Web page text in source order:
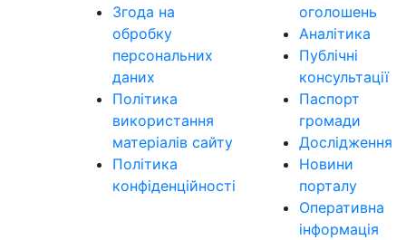
Згода на
обробку
персональних
даних
Політика
використання
матеріалів сайту
Політика
конфіденційності
оголошень
Аналітика
Публічні
консультації
Паспорт
громади
Дослідження
Новини
порталу
Оперативна
інформація